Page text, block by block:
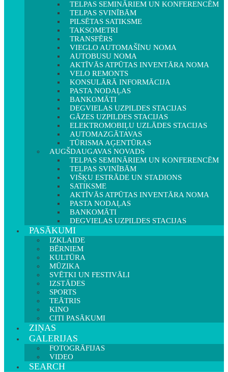
TELPAS SEMINĀRIEM UN KONFERENCĒM
TELPAS SVINĪBĀM
PILSĒTAS SATIKSME
TAKSOMETRI
TRANSFĒRS
VIEGLO AUTOMAŠĪNU NOMA
AUTOBUSU NOMA
AKTĪVĀS ATPŪTAS INVENTĀRA NOMA
VELO REMONTS
KONSULĀRĀ INFORMĀCIJA
PASTA NODAĻAS
BANKOMĀTI
DEGVIELAS UZPILDES STACIJAS
GĀZES UZPILDES STACIJAS
ELEKTROMOBIĻU UZLĀDES STACIJAS
AUTOMAZGĀTAVAS
TŪRISMA AĢENTŪRAS
AUGŠDAUGAVAS NOVADS
TELPAS SEMINĀRIEM UN KONFERENCĒM
TELPAS SVINĪBĀM
VIŠĶU ESTRĀDE UN STADIONS
SATIKSME
AKTĪVĀS ATPŪTAS INVENTĀRA NOMA
PASTA NODAĻAS
BANKOMĀTI
DEGVIELAS UZPILDES STACIJAS
PASĀKUMI
IZKLAIDE
BĒRNIEM
KULTŪRA
MŪZIKA
SVĒTKI UN FESTIVĀLI
IZSTĀDES
SPORTS
TEĀTRIS
KINO
CITI PASĀKUMI
ZIŅAS
GALERIJAS
FOTOGRĀFIJAS
VIDEO
SEARCH